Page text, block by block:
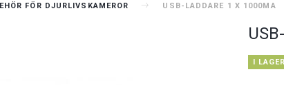
FÖR DJURLIVSKAMEROR USB-LADDARE 1 X 1000MA
I